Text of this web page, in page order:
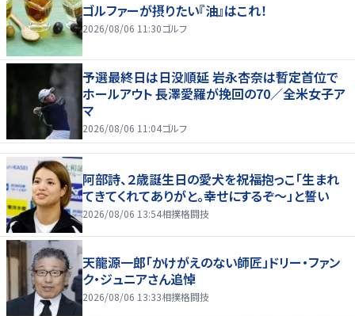
ゴルファーが摂りたい『油』はこれ！
2026/08/06 11:30ゴルフ
予選最終日は日没順延 岩永杏奈は暫定首位で
ホールアウト 長澤愛羅が挽回の70／全米女子ア
マ
2026/08/06 11:04ゴルフ
阿部詩、２歳誕生日の愛犬を祝福抱っこ「生まれ
てきてくれてありがと。幸せにするぞ～」と誓い
2026/08/06 13:54相撲格闘技
天龍源一郎「かけがえのない師匠」ドリー・ファン
ク・ジュニアさん追悼
2026/08/06 13:33相撲格闘技